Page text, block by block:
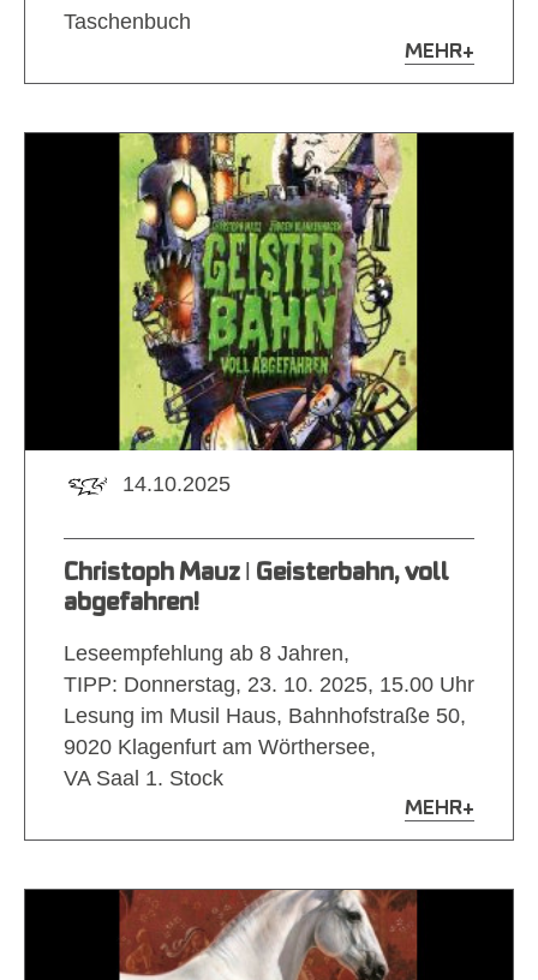
Taschenbuch
MEHR+
Christoph Mauz ǀ Geisterbahn, voll
abgefahren!
Leseempfehlung ab 8 Jahren,
TIPP: Donnerstag, 23. 10. 2025, 15.00 Uhr
Lesung im Musil Haus, Bahnhofstraße 50,
9020 Klagenfurt am Wörthersee,
VA Saal 1. Stock
MEHR+
14.10.2025